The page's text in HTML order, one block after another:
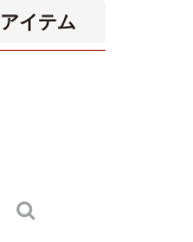
アイテム